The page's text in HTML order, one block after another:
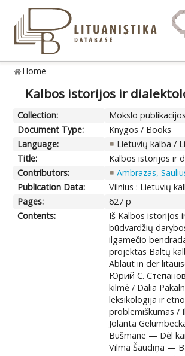
Home
Kalbos istorijos ir
Collection:
Mokslo
Document Type:
Knygos / Books
Language:
Lietuvių kalba /
Title:
Kalbos istorijos ir
Contributors:
Ambrazas,
Publication Data:
Vilnius : Lietuvių
Pages:
627 p
Contents:
Iš Kalbos istorijos
būdvardžių
ilgamečio
projektas Baltų
Ablaut in der
Юрий С.
kilmė / Dalia
leksikologija ir
problemiškumas /
Jolanta
Bušmane — Dėl
Vilma Šaudiņa —